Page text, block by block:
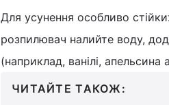
Для усунення особливо
розпилювач налийте воду,
(наприклад, ванілі, апельсина
ЧИТАЙТЕ ТАКОЖ: